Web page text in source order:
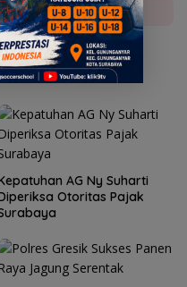
AG Ny Suharti
Otoritas Pajak